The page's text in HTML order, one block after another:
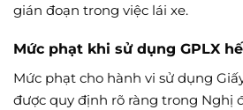
gián đoạn trong việc lái xe.
Mức phạt khi sử dụng GPLX
Mức phạt cho hành vi sử dụng
được quy định rõ ràng trong Nghị